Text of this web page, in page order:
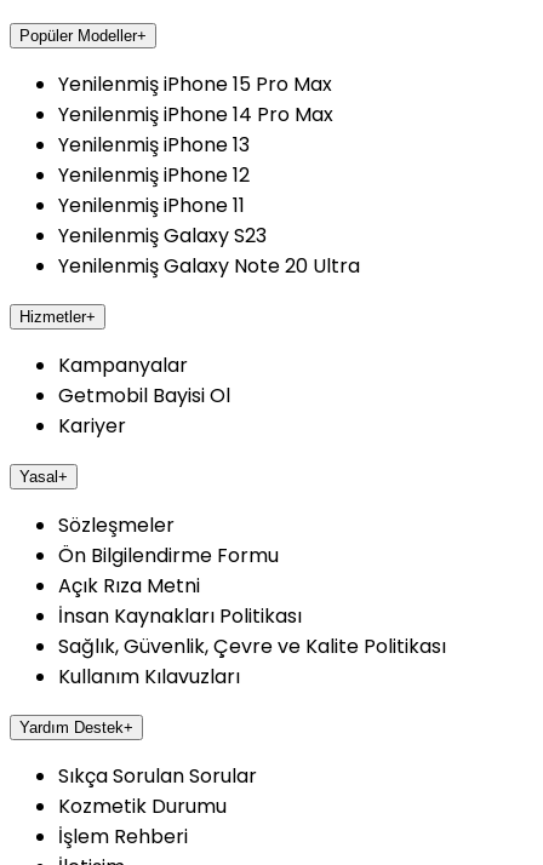
Popüler Modeller+
Yenilenmiş iPhone 15 Pro Max
Yenilenmiş iPhone 14 Pro Max
Yenilenmiş iPhone 13
Yenilenmiş iPhone 12
Yenilenmiş iPhone 11
Yenilenmiş Galaxy S23
Yenilenmiş Galaxy Note 20 Ultra
Hizmetler+
Kampanyalar
Getmobil Bayisi Ol
Kariyer
Yasal +
Sözleşmeler
Ön Bilgilendirme Formu
Açık Rıza Metni
İnsan Kaynakları Politikası
Sağlık, Güvenlik, Çevre ve Kalite Politikası
Kullanım Kılavuzları
Yardım Destek+
Sıkça Sorulan Sorular
Kozmetik Durumu
İşlem Rehberi